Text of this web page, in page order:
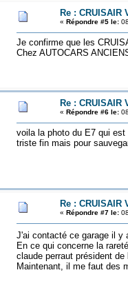
Re : CRUISAIR
« Répondre #5 le:08
Je confirme que les
Chez AUTOCARS
Re : CRUISAIR
« Répondre #6 le:08
voila la photo du E7 qui
triste fin mais pour
Re : CRUISAIR
« Répondre #7 le:08
J'ai contacté ce garage il y
En ce qui concerne la
claude perraut président
Maintenant, il me faut des